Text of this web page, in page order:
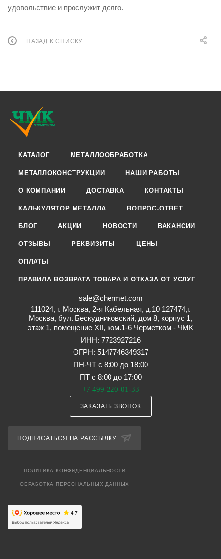
удовольствие и прослужит долго.
НАЗАД К СПИСКУ
КАТАЛОГ МЕТАЛЛООБРАБОТКА
МЕТАЛЛОКОНСТРУКЦИИ НАШИ РАБОТЫ
О КОМПАНИИ ДОСТАВКА КОНТАКТЫ
КАЛЬКУЛЯТОР МЕТАЛЛА ВОПРОС-ОТВЕТ
БЛОГ АКЦИИ НОВОСТИ ВАКАНСИИ
ОТЗЫВЫ РЕКВИЗИТЫ ЦЕНЫ
ОПЛАТЫ
ПРАВИЛА ВОЗВРАТА ТОВАРА И ОТКАЗА ОТ УСЛУГ
sale@chermet.com
111024, г. Москва, 2-я Кабельная, д.10 127474,г.
Москва, бул. Бескудниковский, дом 8, корпус 1,
этаж 1, помещение XII, ком.1-6 Черметком - ЧМК
ИНН: 7723927216
ОГРН: 5147746349317
ПН-ЧТ с 8:00 до 18:00
ПТ с 8:00 до 17:00
+7 499-220-01-33
ЗАКАЗАТЬ ЗВОНОК
ПОДПИСАТЬСЯ НА РАССЫЛКУ
ПОЛИТИКА КОНФИДЕНЦИАЛЬНОСТИ
ОБРАБОТКА ПЕРСОНАЛЬНЫХ ДАННЫХ